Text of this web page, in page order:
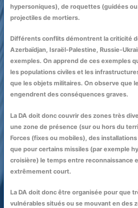
hypersoniques), de roquettes (guidées ou
projectiles de mortiers.
Différents conflits démontrent la criticité
Azerbaïdjan, Israël-Palestine, Russie-
exemples. On apprend de ces exemples
les populations civiles et les
que les objets militaires. On observe que
engendrent des conséquences graves.
La DA doit donc couvrir des zones très
une zone de présence (sur ou hors du
Forces (fixes ou mobiles), des
que pour certains missiles (par exemple
croisière) le temps entre reconnaissance
extrêmement court.
La DA doit donc être organisée pour que
vulnérables situés ou se mouvant en des